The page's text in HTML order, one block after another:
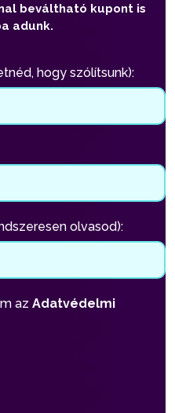
beváltható kupont is
adunk.
hogy szólítsunk):
olvasod):
az Adatvédelmi